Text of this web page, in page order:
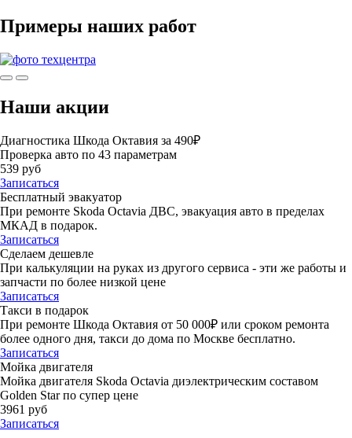
Примеры наших работ
Наши акции
Диагностика Шкода Октавия за 490₽
Проверка авто по 43 параметрам
539 руб
Записаться
Бесплатный эвакуатор
При ремонте Skoda Octavia ДВС, эвакуация авто в пределах
МКАД в подарок.
Записаться
Сделаем дешевле
При калькуляции на руках из другого сервиса - эти же работы и
запчасти по более низкой цене
Записаться
Такси в подарок
При ремонте Шкода Октавия от 50 000₽ или сроком ремонта
более одного дня, такси до дома по Москве бесплатно.
Записаться
Мойка двигателя
Мойка двигателя Skoda Octavia диэлектрическим составом
Golden Star по супер цене
3961 руб
Записаться